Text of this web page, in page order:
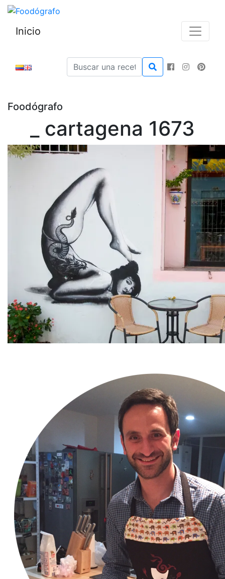
Inicio
Foodógrafo
_ cartagena 1673